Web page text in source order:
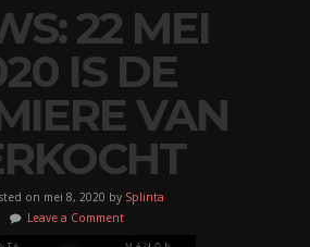
22 MEI
IS DE
VAN
on mei 8, 2020 by Splinta
Leave a Comment